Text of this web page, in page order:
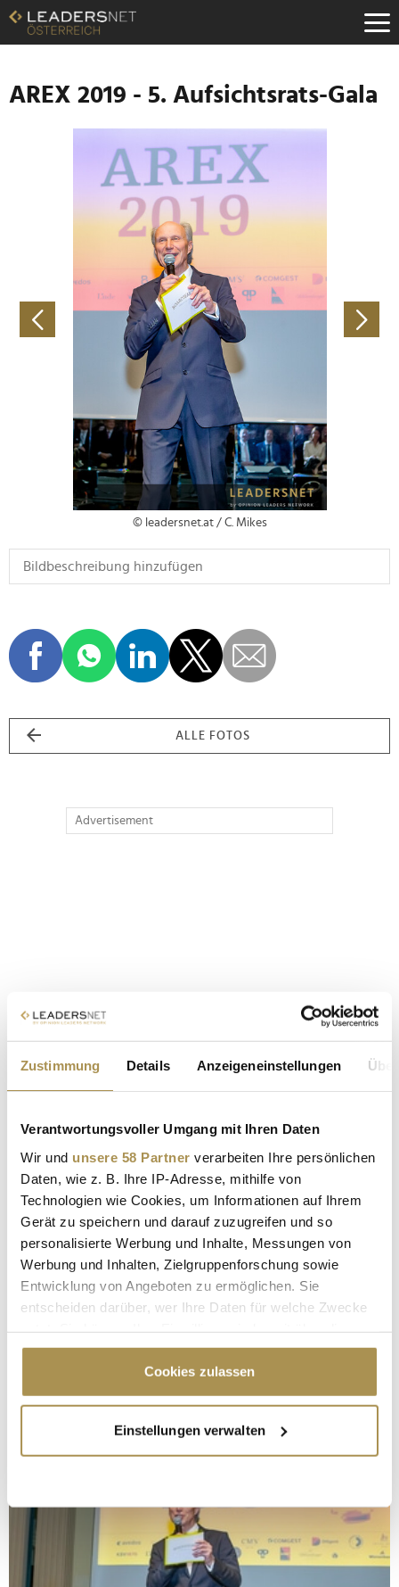
Zustimmung Details Anzeigeneinstellungen
Verantwortungsvoller Umgang mit Ihren Daten
Wir und unsere 58 Partner verarbeiten Ihre persönlichen
Daten, wie z. B. Ihre IP-Adresse, mithilfe von
Technologien wie Cookies, um Informationen auf Ihrem
Gerät zu speichern und darauf zuzugreifen und so
personalisierte Werbung und Inhalte, Messungen von
Werbung und Inhalten, Zielgruppenforschung sowie
Entwicklung von Angeboten zu ermöglichen. Sie
entscheiden darüber, wer Ihre Daten für welche Zwecke
Cookie-Erklärung oder durch Klicken auf das Privacy
Trigger Symbol ändern oder widerrufen
Informationen über Ihre geografische Lage
erfassen, welche bis auf einige Meter genau sein
bestimmten Merkmalen (Fingerprinting) identifizieren
Erfahren Sie mehr darüber, wie Ihre persönlichen Daten
verarbeitet werden, und legen Sie Ihre Präferenzen im
Cookies zulassen
Einstellungen verwalten
Zum
Inhalt
Zur
Navigation
Zur
Hauptnavigation
AREX 2019 - 5. Aufsichtsrats-Gala
© leadersnet.at / C. Mikes
ALLE FOTOS
Advertisement